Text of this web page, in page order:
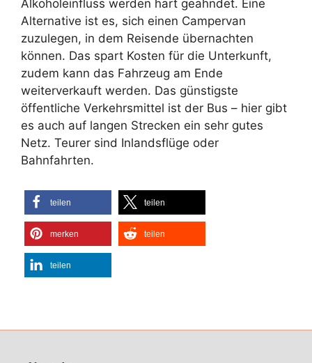
Alkoholeinfluss werden hart geahndet. Eine
Alternative ist es, sich einen Campervan
zuzulegen, in dem Reisende übernachten
können. Das spart Kosten für die Unterkunft,
zudem kann das Fahrzeug am Ende
weiterverkauft werden. Das günstigste
öffentliche Verkehrsmittel ist der Bus – hier gibt
es auch auf langen Strecken ein sehr gutes
Netz. Teurer sind Inlandsflüge oder
Bahnfahrten.
teilen teilen
merken teilen
teilen